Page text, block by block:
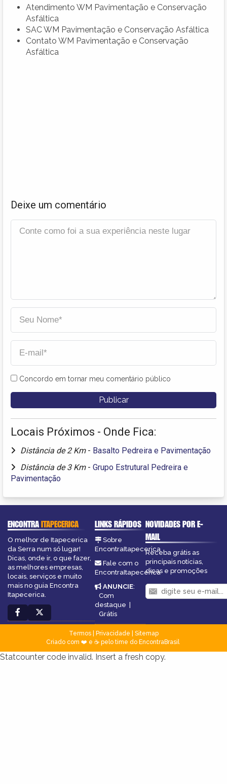
Atendimento WM Pavimentação e Conservação
Asfáltica
SAC WM Pavimentação e Conservação Asfáltica
Contato WM Pavimentação e Conservação
Asfáltica
Deixe um comentário
Concordo em tornar meu comentário público
Locais Próximos - Onde Fica:
Distância de 2 Km - Basalto Pedreira e Pavimentação
Distância de 3 Km - Grupo Estrutural Pedreira e
Pavimentação
ENCONTRAITAPECERICA
O melhor de Itapecerica
da Serra num só lugar!
Dicas, onde ir, o que fazer,
as melhores empresas,
locais, serviços e muito
mais no guia Encontra
Itapecerica.
LINKS RÁPIDOS
Sobre
EncontraItapecerica
Fale com o
EncontraItapecerica
ANUNCIE:
Com
destaque |
Grátis
NOVIDADES POR E-
MAIL
Receba grátis as
principais notícias,
dicas e promoções
Termos| Privacidade
Sitemap
Criado com ❤️ e ☕ pelo time do EncontraBrasil
Statcounter code invalid. Insert a fresh copy.